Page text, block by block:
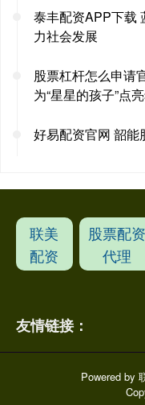
泰丰配资APP下载
力社会发展
股票杠杆怎么申请
为“星星的孩子”点
好易配资官网 韶
联美
配资
股票配资
代理
友情链接：
Powered by